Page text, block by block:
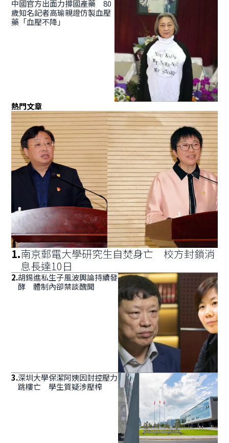
中國官方出面力撐國產藥 80
歲知名記者高瑜親證仿製血壓
藥「血壓不降」
熱門文章
1.南京郵電大學研究生自焚身亡 校方封鎖消
息長達10日
2.胡錫進私生子風波輿論持續發
酵 體制內卻禁談醜聞
3.深圳大學保潔阿姨因封控壓力
跳樓亡 學生質疑涉壓榨